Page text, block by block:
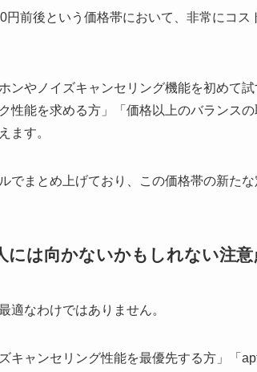
円前後という価格帯において、非常にコ
ンやノイズキャンセリング機能を初めて
性能を求める方」「価格以上のバランス
ます。
でまとめ上げており、この価格帯の新た
には向かないかもしれない注意
適なわけではありません。
キャンセリング性能を最優先する方」「